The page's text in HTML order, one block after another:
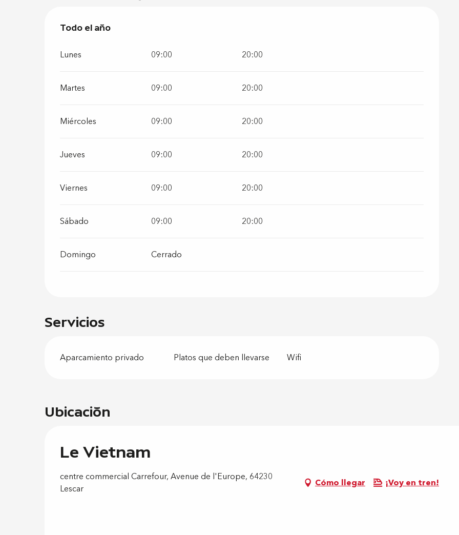
Servicios
Aparcamiento privado Platos que deben llevarse Wifi
Todo el año
Todo el año
Lunes 09:00 20:00
Martes 09:00 20:00
Miércoles 09:00 20:00
Jueves 09:00 20:00
Viernes 09:00 20:00
Sábado 09:00 20:00
Domingo Cerrado
Ubicación
Le Vietnam
centre commercial Carrefour, Avenue de l'Europe, 64230
Lescar
Cómo llegar ¡Voy en tren!